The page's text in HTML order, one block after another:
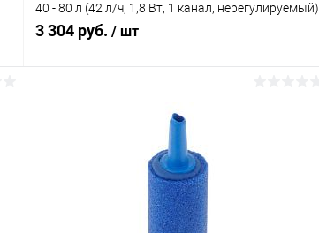
40 - 80 л (42 л/ч, 1,8 Вт, 1 канал, нерегулируемый)
Компрессор Tetra AirSilent Maxi для аквариума
3 304 руб. / шт